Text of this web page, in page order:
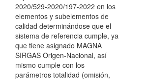
2020/529-2020/197-2022 en los
elementos y subelementos de
calidad determinándose que el
sistema de referencia cumple, ya
que tiene asignado MAGNA
SIRGAS Origen-Nacional, así
mismo cumple con los
parámetros totalidad (omisión,